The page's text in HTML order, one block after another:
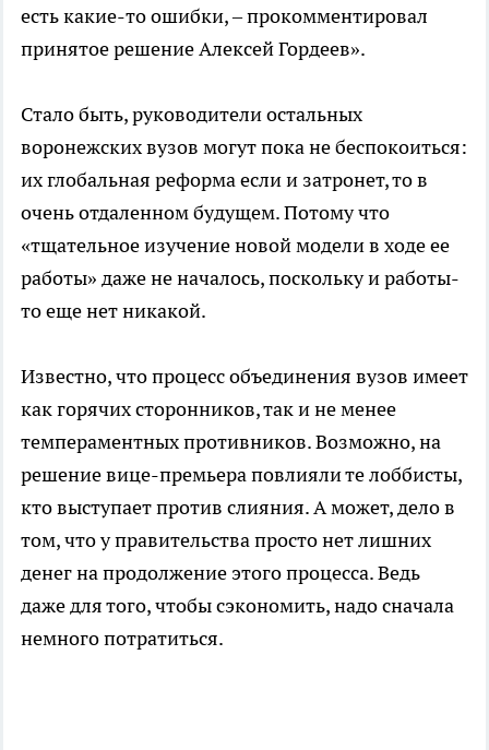
есть какие-то ошибки, – прокомментировал
принятое решение Алексей Гордеев».
Стало быть, руководители остальных
воронежских вузов могут пока не беспокоиться:
их глобальная реформа если и затронет, то в
очень отдаленном будущем. Потому что
«тщательное изучение новой модели в ходе ее
работы» даже не началось, поскольку и работы-
то еще нет никакой.
Известно, что процесс объединения вузов имеет
как горячих сторонников, так и не менее
темпераментных противников. Возможно, на
решение вице-премьера повлияли те лоббисты,
кто выступает против слияния. А может, дело в
том, что у правительства просто нет лишних
денег на продолжение этого процесса. Ведь
даже для того, чтобы сэкономить, надо сначала
немного потратиться.